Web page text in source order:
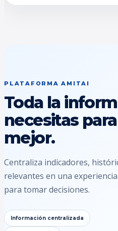
PLATAFORMA AMITAI
Toda la
necesitas
mejor.
Centraliza indicadores,
relevantes en una
para tomar decisiones.
Información centralizada